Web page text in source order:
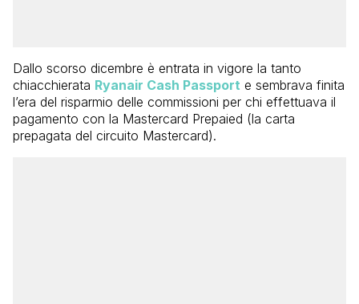
Dallo scorso dicembre è entrata in vigore la tanto
chiacchierata Ryanair Cash Passport e sembrava finita
l’era del risparmio delle commissioni per chi effettuava il
pagamento con la Mastercard Prepaied (la carta
prepagata del circuito Mastercard).